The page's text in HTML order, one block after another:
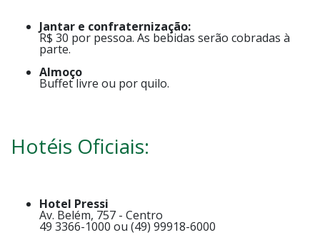
Jantar e confraternização:
R$ 30 por pessoa. As bebidas serão cobradas à
parte.
Almoço
Buffet livre ou por quilo.
Hotéis Oficiais:
Hotel Pressi
Av. Belém, 757 - Centro
49 3366-1000 ou (49) 99918-6000